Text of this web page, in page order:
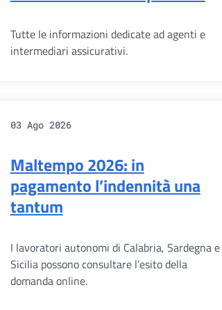
Tutte le informazioni dedicate ad agenti e
intermediari assicurativi.
03 Ago 2026
Maltempo 2026: in
pagamento l’indennità una
tantum
I lavoratori autonomi di Calabria, Sardegna e
Sicilia possono consultare l’esito della
domanda online.